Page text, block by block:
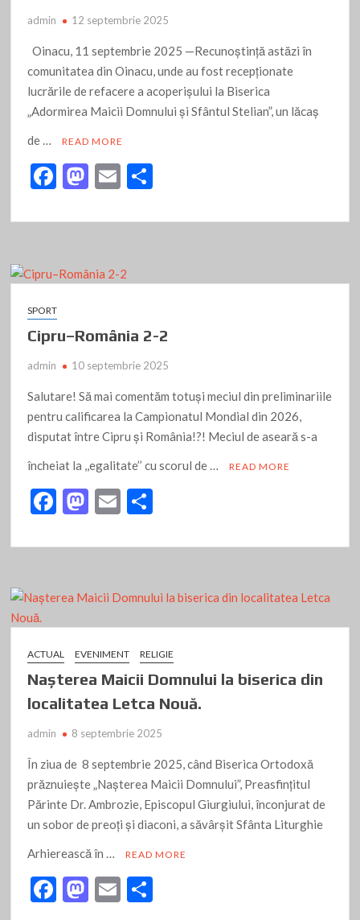
admin 12 septembrie 2025
Oinacu, 11 septembrie 2025 —Recunoștință astăzi în
comunitatea din Oinacu, unde au fost recepționate
lucrările de refacere a acoperișului la Biserica
„Adormirea Maicii Domnului și Sfântul Stelian”, un lăcaș
de …
READ MORE
F
e
o
o
k
M
to
o
E
ai ta
az
SPORT
Cipru–România 2-2
admin 10 septembrie 2025
Salutare! Să mai comentăm totuși meciul din preliminariile
pentru calificarea la Campionatul Mondial din 2026,
disputat între Cipru și România!?! Meciul de aseară s-a
încheiat la ,,egalitate’’ cu scorul de …
READ MORE
F
e
o
o
k
M
to
o
n
E
ai ta
az
ă
ACTUAL EVENIMENT RELIGIE
Nașterea Maicii Domnului la biserica din
localitatea Letca Nouă.
admin 8 septembrie 2025
În ziua de 8 septembrie 2025, când Biserica Ortodoxă
prăznuieşte „Naşterea Maicii Domnului”, Preasfinţitul
Părinte Dr. Ambrozie, Episcopul Giurgiului, înconjurat de
un sobor de preoţi şi diaconi, a săvârşit Sfânta Liturghie
Arhierească în …
READ MORE
F
M E